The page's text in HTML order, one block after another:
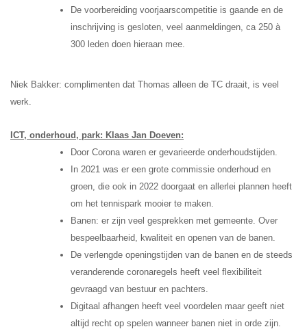
De voorbereiding voorjaarscompetitie is gaande en de
inschrijving is gesloten, veel aanmeldingen, ca 250 à
300 leden doen hieraan mee.
Niek Bakker: complimenten dat Thomas alleen de TC draait, is veel
werk.
ICT, onderhoud, park: Klaas Jan Doeven:
Door Corona waren er gevarieerde onderhoudstijden.
In 2021 was er een grote commissie onderhoud en
groen, die ook in 2022 doorgaat en allerlei plannen heeft
om het tennispark mooier te maken.
Banen: er zijn veel gesprekken met gemeente. Over
bespeelbaarheid, kwaliteit en openen van de banen.
De verlengde openingstijden van de banen en de steeds
veranderende coronaregels heeft veel flexibiliteit
gevraagd van bestuur en pachters.
Digitaal afhangen heeft veel voordelen maar geeft niet
altijd recht op spelen wanneer banen niet in orde zijn.